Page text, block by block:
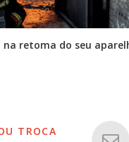
na retoma do seu
TROCA